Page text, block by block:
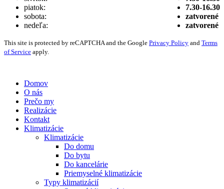
piatok:
sobota:
nedeľa:
7.30-16.30
zatvorené
zatvorené
This site is protected by reCAPTCHA and the Google Privacy Policy and Terms
of Service apply.
Domov
O nás
Prečo my
Realizácie
Kontakt
Klimatizácie
Klimatizácie
Do domu
Do bytu
Do kancelárie
Priemyselné klimatizácie
Typy klimatizácií